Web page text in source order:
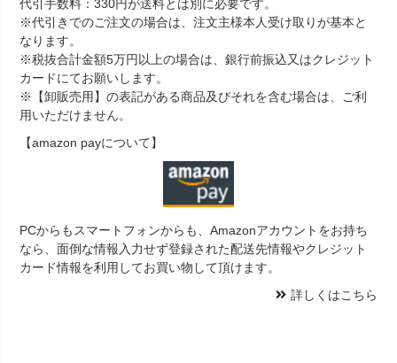
代引手数料：330円が送料とは別に必要です。
※代引きでのご注文の場合は、注文主様本人受け取りが基本と
なります。
※税抜合計金額5万円以上の場合は、銀行前振込又はクレジット
カードにてお願いします。
※【卸販売用】の表記がある商品及びそれを含む場合は、ご利
用いただけません。
【amazon payについて】
PCからもスマートフォンからも、Amazonアカウントをお持ち
なら、面倒な情報入力せず登録された配送先情報やクレジット
カード情報を利用してお買い物して頂けます。
詳しくはこちら